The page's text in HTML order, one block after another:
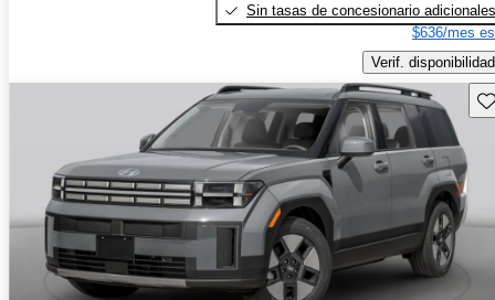
Sin tasas de concesionario adicionales
$636/mes
Verif. disponibilidad